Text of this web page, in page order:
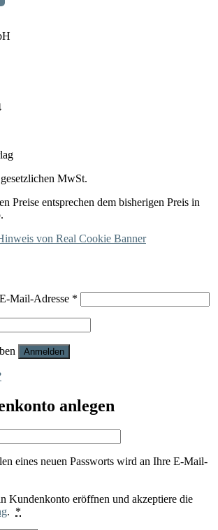
MwSt.
Preise entsprechen dem bisherigen Preis in
von Real Cookie Banner
Mail-Adresse *
Anmelden
anlegen
eines neuen Passworts wird an Ihre E-Mail-
Kundenkonto eröffnen und akzeptiere die
. *